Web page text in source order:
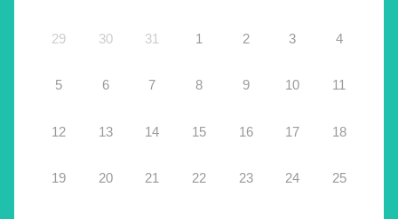
29 30 31 1 2 3 4
5 6 7 8 9 10 11
12 13 14 15 16 17 18
19 20 21 22 23 24 25